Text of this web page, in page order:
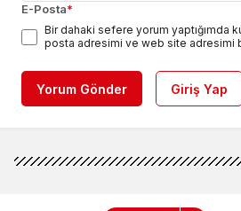
E-Posta*
Bir dahaki sefere yorum yaptığımda
posta adresimi ve web site adresimi
Yorum Gönder Giriş Yap